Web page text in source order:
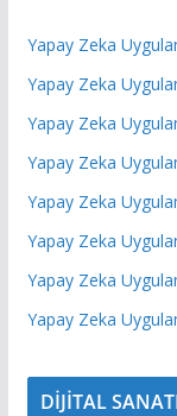
Yapay Zeka
Yapay Zeka
Yapay Zeka
Yapay Zeka
Yapay Zeka
Yapay Zeka
Yapay Zeka
Yapay Zeka
DİJİTAL